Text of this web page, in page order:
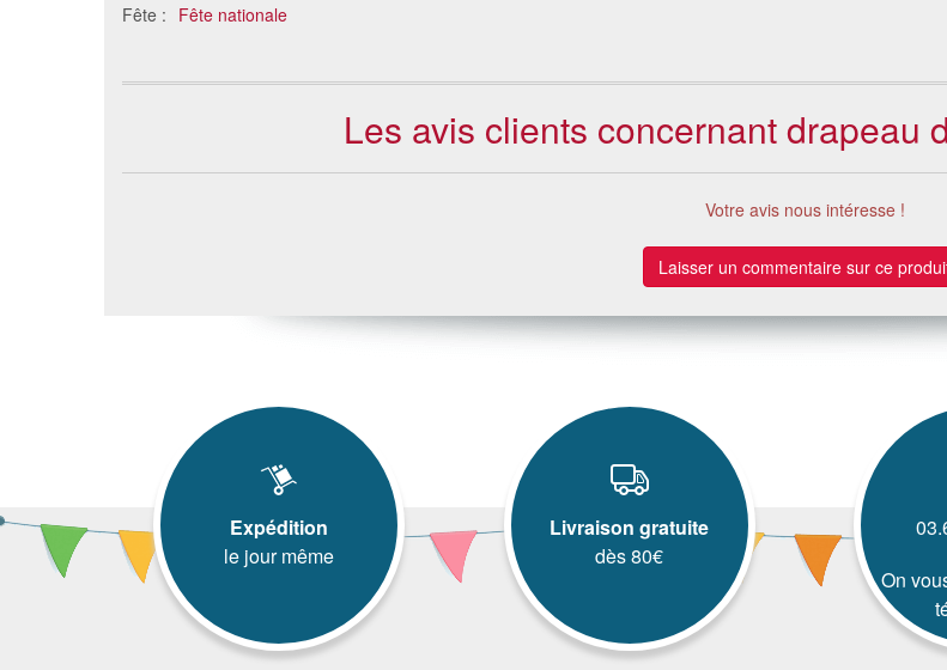
Fête : Fête nationale
Les avis clients concernant drapeau
Votre avis nous intéresse !
Laisser un commentaire sur ce
Expédition
le jour même
Livraison gratuite
dès 80€
On